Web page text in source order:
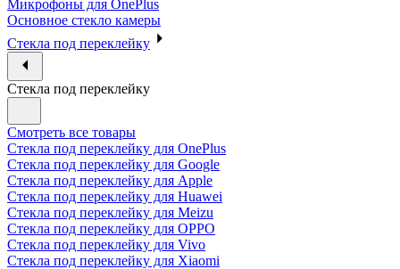
Микрофоны для OnePlus
Основное стекло камеры
Стекла под переклейку
Стекла под переклейку
Смотреть все товары
Стекла под переклейку для OnePlus
Стекла под переклейку для Google
Стекла под переклейку для Apple
Стекла под переклейку для Huawei
Стекла под переклейку для Meizu
Стекла под переклейку для OPPO
Стекла под переклейку для Vivo
Стекла под переклейку для Xiaomi